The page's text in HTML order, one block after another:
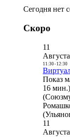
Сегодня нет
Скоро
11
Августа
11:30- 12:30
Показ
16
11
Августа